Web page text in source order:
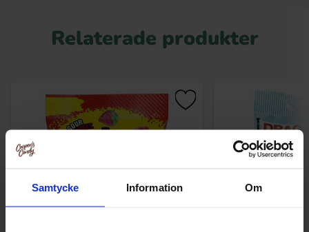
Samtycke Information Om
Relaterade produkter